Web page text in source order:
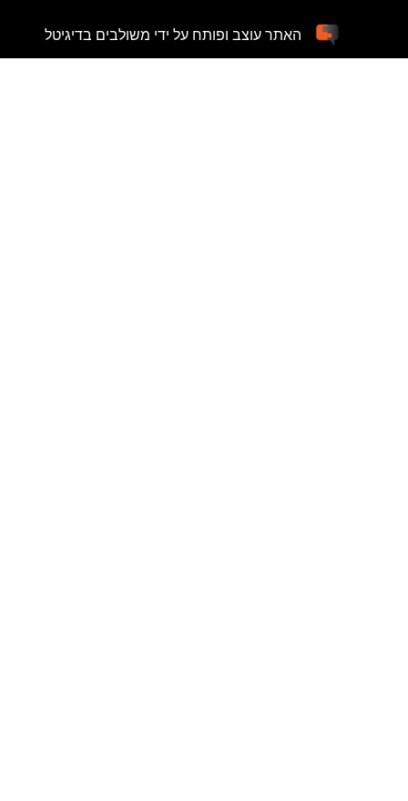
האתר עוצב ופותח על ידי משולבים בדיגיטל